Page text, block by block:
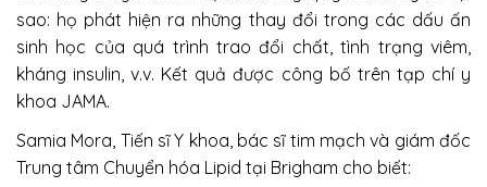
sao: họ phát hiện ra những thay đổi trong các dấu ấn
sinh học của quá trình trao đổi chất, tình trạng viêm,
kháng insulin, v.v. Kết quả được công bố trên tạp chí y
khoa JAMA.
Samia Mora, Tiến sĩ Y khoa, bác sĩ tim mạch và giám đốc
Trung tâm Chuyển hóa Lipid tại Brigham cho biết: